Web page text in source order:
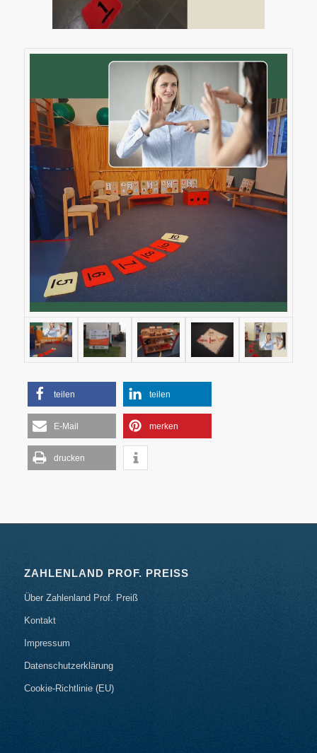
teilen teilen
E-Mail merken
drucken
ZAHLENLAND PROF. PREISS
Über Zahlenland Prof. Preiß
Kontakt
Impressum
Datenschutzerklärung
Cookie-Richtlinie (EU)